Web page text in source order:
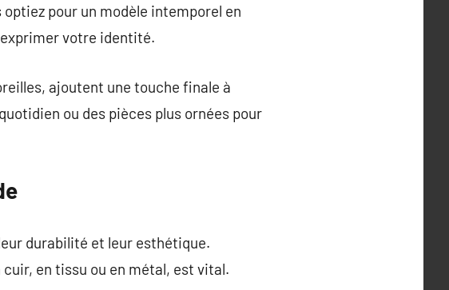
pour un modèle intemporel en
votre identité.
ajoutent une touche finale à
ou des pièces plus ornées pour
durabilité et leur esthétique.
en tissu ou en métal, est vital.